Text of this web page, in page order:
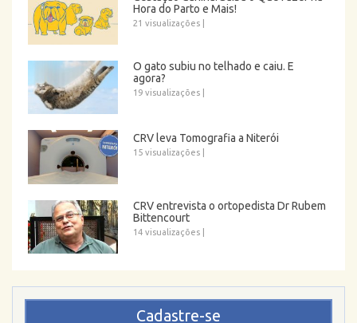
Hora do Parto e Mais!
21 visualizações
O gato subiu no telhado e caiu. E
agora?
19 visualizações
CRV leva Tomografia a Niterói
15 visualizações
CRV entrevista o ortopedista Dr Rubem
Bittencourt
14 visualizações
Cadastre-se